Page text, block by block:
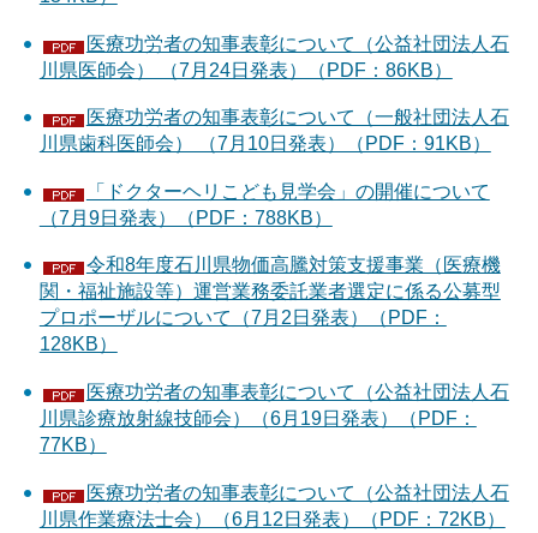
医療功労者の知事表彰について（公益社団法人石
川県医師会） （7月24日発表）（PDF：86KB）
医療功労者の知事表彰について（一般社団法人石
川県歯科医師会） （7月10日発表）（PDF：91KB）
「ドクターヘリこども見学会」の開催について
（7月9日発表）（PDF：788KB）
令和8年度石川県物価高騰対策支援事業（医療機
関・福祉施設等）運営業務委託業者選定に係る公募型
プロポーザルについて（7月2日発表）（PDF：
128KB）
医療功労者の知事表彰について（公益社団法人石
川県診療放射線技師会）（6月19日発表）（PDF：
77KB）
医療功労者の知事表彰について（公益社団法人石
川県作業療法士会）（6月12日発表）（PDF：72KB）